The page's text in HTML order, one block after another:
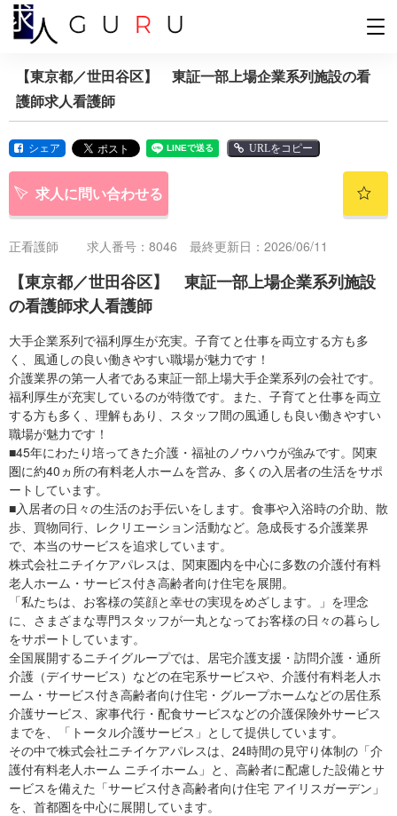
【東京都／世田谷区】 東証一部上場企業系列施設の看
護師求人看護師
シェア URLをコピー
求人に問い合わせる
正看護師 求人番号：8046 最終更新日：2026/06/11
【東京都／世田谷区】 東証一部上場企業系列施設
の看護師求人看護師
大手企業系列で福利厚生が充実。子育てと仕事を両立する方も多
く、風通しの良い働きやすい職場が魅力です！
介護業界の第一人者である東証一部上場大手企業系列の会社です。
福利厚生が充実しているのが特徴です。また、子育てと仕事を両立
する方も多く、理解もあり、スタッフ間の風通しも良い働きやすい
職場が魅力です！
■45年にわたり培ってきた介護・福祉のノウハウが強みです。関東
圏に約40ヵ所の有料老人ホームを営み、多くの入居者の生活をサポ
ートしています。
■入居者の日々の生活のお手伝いをします。食事や入浴時の介助、散
歩、買物同行、レクリエーション活動など。急成長する介護業界
で、本当のサービスを追求しています。
株式会社ニチイケアパレスは、関東圏内を中心に多数の介護付有料
老人ホーム・サービス付き高齢者向け住宅を展開。
「私たちは、お客様の笑顔と幸せの実現をめざします。」を理念
に、さまざまな専門スタッフが一丸となってお客様の日々の暮らし
をサポートしています。
全国展開するニチイグループでは、居宅介護支援・訪問介護・通所
介護（デイサービス）などの在宅系サービスや、介護付有料老人ホ
ーム・サービス付き高齢者向け住宅・グループホームなどの居住系
介護サービス、家事代行・配食サービスなどの介護保険外サービス
までを、「トータル介護サービス」として提供しています。
その中で株式会社ニチイケアパレスは、24時間の見守り体制の「介
護付有料老人ホーム ニチイホーム」と、高齢者に配慮した設備とサ
ービスを備えた「サービス付き高齢者向け住宅 アイリスガーデン」
を、首都圏を中心に展開しています。